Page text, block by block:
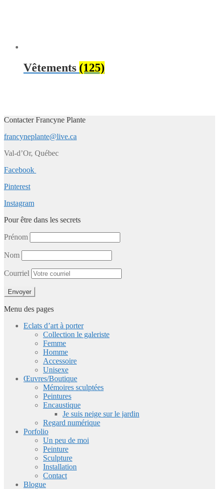
Vêtements (125)
Contacter Francyne Plante
francyneplante@live.ca
Val-d’Or, Québec
Facebook
Pinterest
Instagram
Pour être dans les secrets
Prénom
Nom
Courriel
Menu des pages
Eclats d’art à porter
Collection le galeriste
Femme
Homme
Accessoire
Unisexe
Œuvres/Boutique
Mémoires sculptées
Peintures
Encaustique
Je suis neige sur le jardin
Regard numérique
Porfolio
Un peu de moi
Peinture
Sculpture
Installation
Contact
Blogue